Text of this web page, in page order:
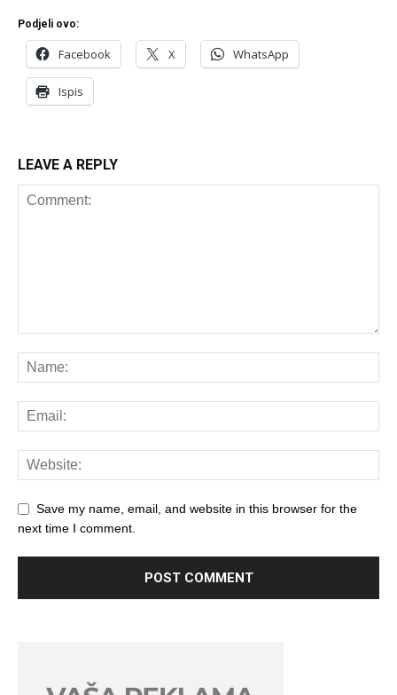
Podjeli ovo:
Facebook X WhatsApp
Ispis
LEAVE A REPLY
Save my name, email, and website in this browser for the
next time I comment.